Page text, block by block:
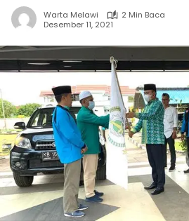
Warta Melawi
2 Min Baca
Desember 11, 2021